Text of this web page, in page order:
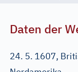
Daten der
24. 5. 1607,